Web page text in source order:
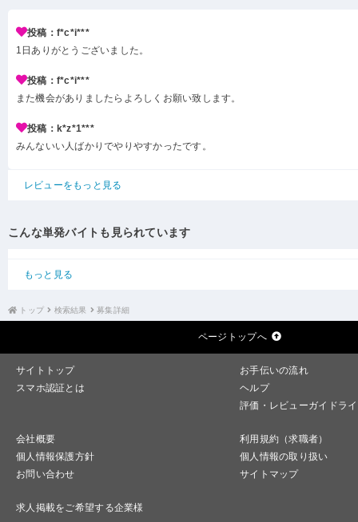
投稿：f*c*i***
1日ありがとうございました。
投稿：f*c*i***
また機会がありましたらよろしくお願い致します。
投稿：k*z*1***
みんないい人ばかりでやりやすかったです。
レビューをもっと見る
こんな単発バイトも見られています
もっと見る
トップ 検索結果 募集詳細
ページトップへ
サイトトップ
お手伝いの流れ
スマホ認証とは
ヘルプ
評価・レビューガイドラ
会社概要
利用規約（求職者）
個人情報保護方針
個人情報の取り扱い
お問い合わせ
サイトマップ
求人掲載をご希望する企業様